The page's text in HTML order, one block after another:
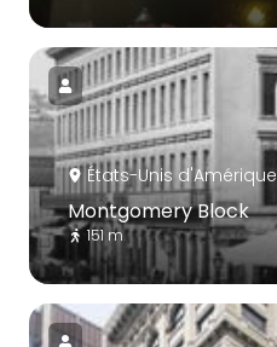
États-Unis d'Amérique
Montgomery Block
151 m